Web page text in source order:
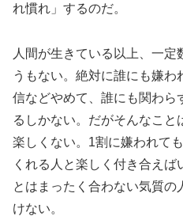
れ慣れ」するのだ。
人間が生きている以上、一
うもない。絶対に誰にも嫌
信などやめて、誰にも関わら
るしかない。だがそんなこ
楽しくない。1割に嫌われて
くれる人と楽しく付き合え
とはまったく合わない気質
けない。